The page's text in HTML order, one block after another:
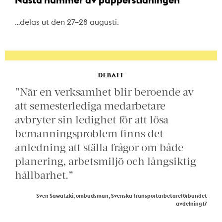
…delas ut den 27–28 augusti.
DEBATT
”När en verksamhet blir beroende av
att semesterlediga medarbetare
avbryter sin ledighet för att lösa
bemanningsproblem finns det
anledning att ställa frågor om både
planering, arbetsmiljö och långsiktig
hållbarhet.”
Sven Sawatzki, ombudsman, Svenska Transportarbetareförbundet
avdelning 17